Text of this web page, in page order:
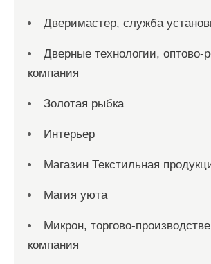
Дверимастер, служба
Дверные технологии, оптово-
компания
Золотая рыбка
Интерьер
Магазин Текстильная
Магия уюта
Микрон, торгово-
компания